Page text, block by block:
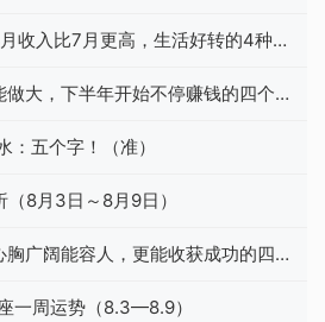
收入比7月更高，生活好转的4种属
大，下半年开始不停赚钱的四个星
：五个字！（准）
8月3日～8月9日）
广阔能容人，更能收获成功的四个
一周运势（8.3—8.9）